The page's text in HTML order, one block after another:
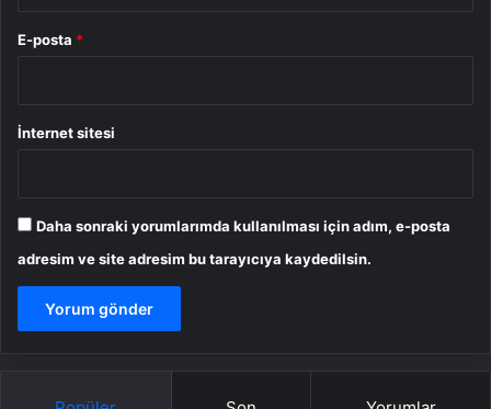
E-posta *
İnternet sitesi
Daha sonraki yorumlarımda kullanılması için adım, e-posta
adresim ve site adresim bu tarayıcıya kaydedilsin.